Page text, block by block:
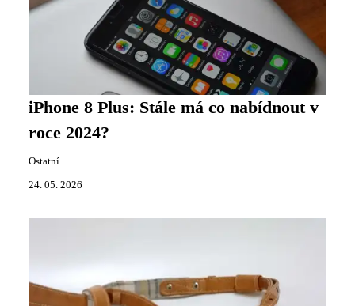
iPhone 8 Plus: Stále má co nabídnout v
roce 2024?
Ostatní
24. 05. 2026